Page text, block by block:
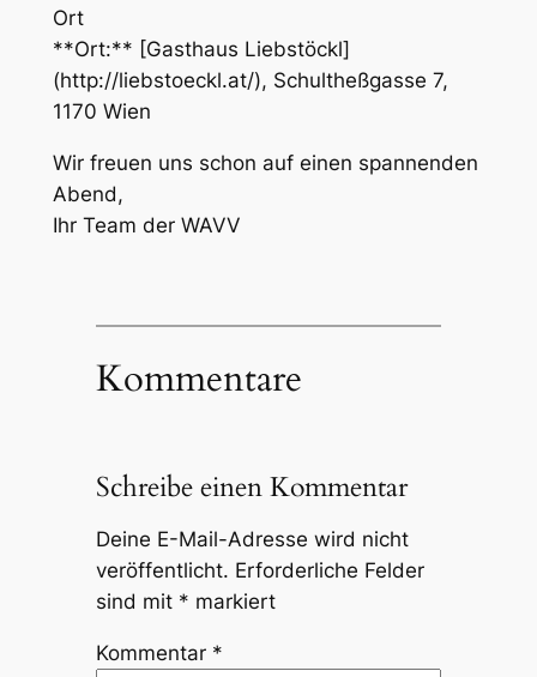
Ort
**Ort:** [Gasthaus Liebstöckl]
(http://liebstoeckl.at/), Schultheßgasse 7,
1170 Wien
Wir freuen uns schon auf einen spannenden
Abend,
Ihr Team der WAVV
Kommentare
Schreibe einen Kommentar
Deine E-Mail-Adresse wird nicht
veröffentlicht. Erforderliche Felder
sind mit * markiert
Kommentar *